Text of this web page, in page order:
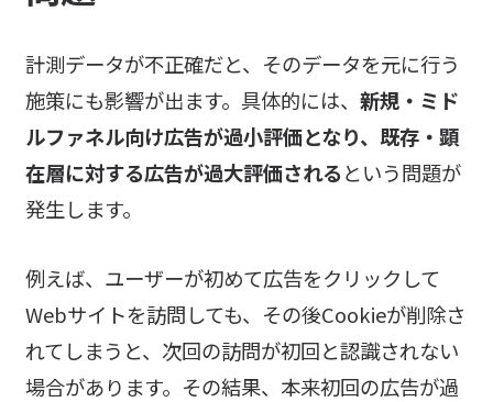
計測データが不正確だと、そのデータを元に行う
施策にも影響が出ます。具体的には、 新規・ミド
ルファネル向け広告が過小評価となり、既存・顕
在層に対する広告が過大評価されるという問題が
発生します。
例えば、ユーザーが初めて広告をクリックして
Webサイトを訪問しても、その後Cookieが削除さ
れてしまうと、次回の訪問が初回と認識されない
場合があります。その結果、本来初回の広告が過